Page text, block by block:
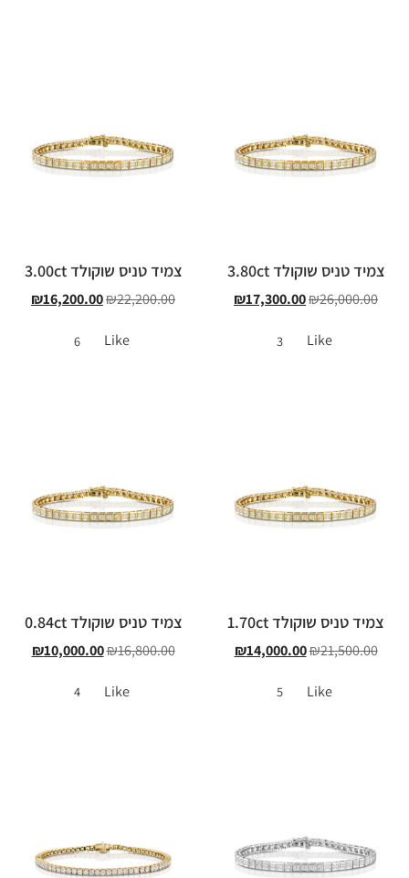
צמיד טניס שוקולד 3.80ct
₪26,000.00
₪17,300.00
Like
3
צמיד טניס שוקולד 3.00ct
₪22,200.00
₪16,200.00
Like
6
צמיד טניס שוקולד 1.70ct
₪21,500.00
₪14,000.00
Like
5
צמיד טניס שוקולד 0.84ct
₪16,800.00
₪10,000.00
Like
4